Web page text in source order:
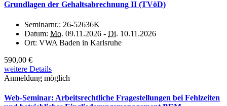
Grundlagen der Gehaltsabrechnung II (TVöD)
Seminarnr.: 26-52636K
Datum: Mo. 09.11.2026 - Di. 10.11.2026
Ort: VWA Baden in Karlsruhe
590,00 €
weitere Details
Anmeldung möglich
Web-Seminar: Arbeitsrechtliche Fragestellungen bei Fehlzeiten